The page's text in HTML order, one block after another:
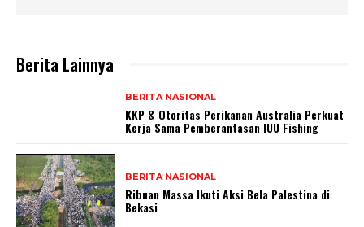
Berita Lainnya
BERITA NASIONAL
KKP & Otoritas Perikanan Australia Perkuat
Kerja Sama Pemberantasan IUU Fishing
BERITA NASIONAL
Ribuan Massa Ikuti Aksi Bela Palestina di
Bekasi